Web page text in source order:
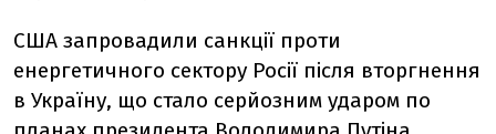
США запровадили санкції проти
енергетичного сектору Росії після вторгнення
в Україну, що стало серйозним ударом по